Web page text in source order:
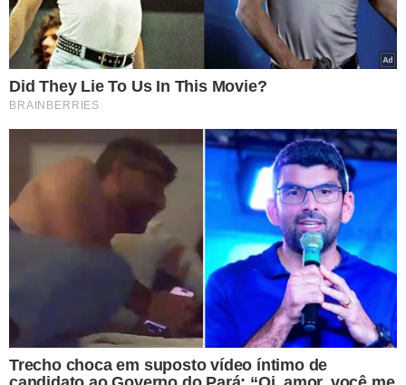
TÓPICOS
DONALD TRUMP ATRIZ PORNO
JULGAMENTO
STORMY DANIELS
VER COMENTÁRIOS
VEJA TAMBÉM